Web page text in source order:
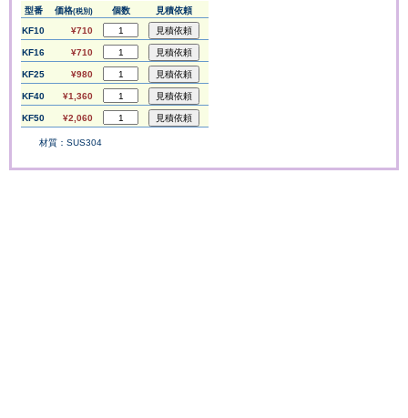
型番 価格(税別) 個数
見積依頼
KF10
¥710
KF16 ¥710
KF25 ¥980
KF40 ¥1,360
KF50 ¥2,060
材質：SUS304